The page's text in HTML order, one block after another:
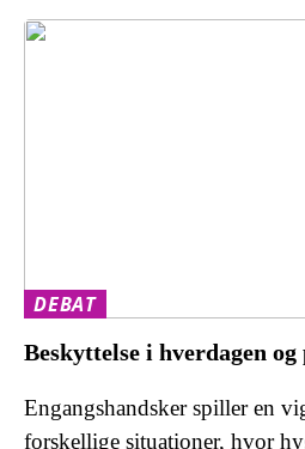
DEBAT
Beskyttelse i hverdagen
Engangshandsker spiller en
forskellige situationer, hvor